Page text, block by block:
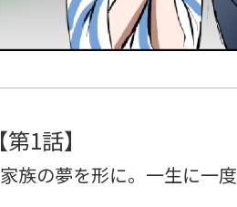
【第1話】
家族の夢を形に。一生に一